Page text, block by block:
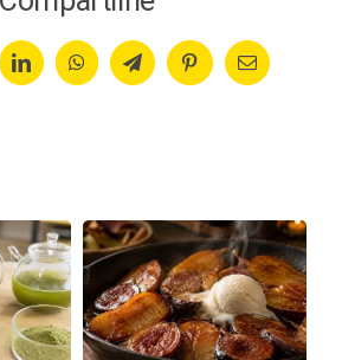
LinkedInWhatsAppTelegramPinterestEmail